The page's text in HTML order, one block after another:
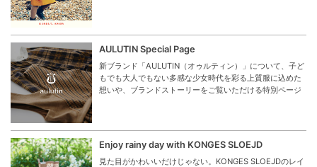
AULUTIN Special Page
新ブランド「AULUTIN（オゥルティン）」について、子ど
もでも大人でもない多感な少女時代を彩る上質服に込めた
想いや、ブランドストーリーをご覧いただける特別ページ
Enjoy rainy day with KONGES SLOEJD
見た目がかわいいだけじゃない。KONGES SLOEJDのレイ